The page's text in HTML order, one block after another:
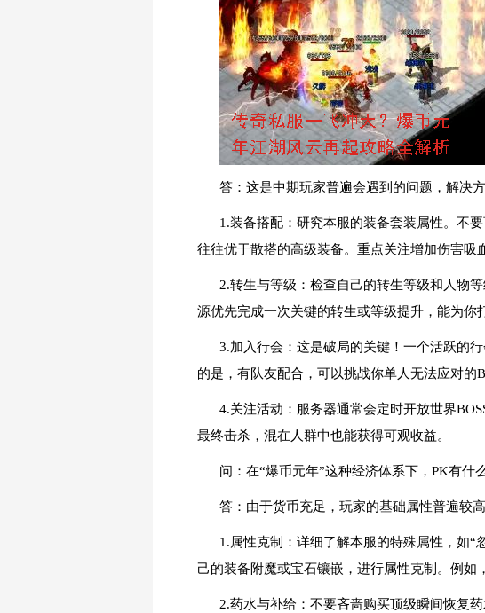
答：这是中期玩家普遍会遇到的问题，解决
1.装备搭配：研究本服的装备套装属性。不
往往优于散搭的高级装备。重点关注增加伤害吸
2.转生与等级：检查自己的转生等级和人物
源优先完成一次关键的转生或等级提升，能为你
3.加入行会：这是破局的关键！一个活跃的
的是，有队友配合，可以挑战你单人无法应对的
4.关注活动：服务器通常会定时开放世界
最终击杀，混在人群中也能获得可观收益。
问：在“爆币元年”这种经济体系下，PK有什
答：由于货币充足，玩家的基础属性普遍较
1.属性克制：详细了解本服的特殊属性，如“
己的装备附魔或宝石镶嵌，进行属性克制。例如
2.药水与补给：不要吝啬购买顶级瞬间恢复